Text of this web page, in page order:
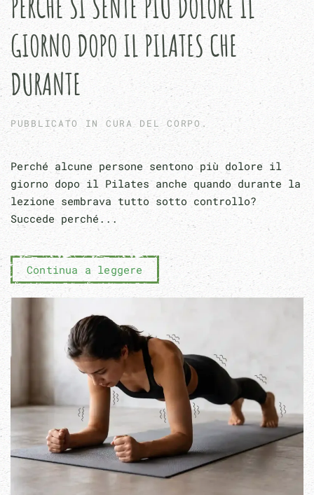
GIORNO DOPO IL PILATES CHE
DURANTE
PUBBLICATO IN CURA DEL CORPO .
Perché alcune persone sentono più dolore il
giorno dopo il Pilates anche quando durante la
lezione sembrava tutto sotto controllo?
Succede perché...
Continua a leggere